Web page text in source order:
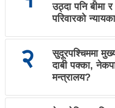
उठ्दा पनि बीमा र
परिवारको
२
सुदूरपश्चिममा
दाबी पक्का,
मन्त्रालय?